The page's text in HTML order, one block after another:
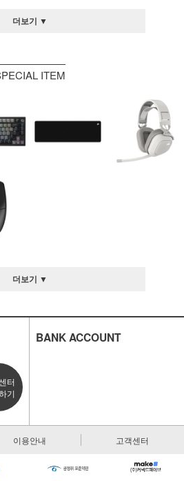
더보기 ▼
ITEM
더보기 ▼
터
기
BANK ACCOUNT
이용안내 고객센터